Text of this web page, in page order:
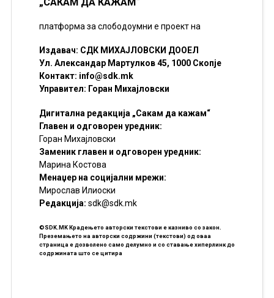
платформа за слободоумни е проект на
Издавач: СДК МИХАЈЛОВСКИ ДООЕЛ
Ул. Александар Мартулков 45, 1000 Скопје
Контакт: info@sdk.mk
Управител: Горан Михајловски
Дигитална редакција „Сакам да кажам“
Главен и одговорен уредник:
Горан Михајловски
Заменик главен и одговорен уредник:
Марина Костова
Менаџер на социјални мрежи:
Мирослав Илиоски
Редакцијa: sdk@sdk.mk
©SDK.MK Крадењето авторски текстови е казниво со закон.
Преземањето на авторски содржини (текстови) од оваа
страница е дозволено само делумно и со ставање хиперлинк до
содржината што се цитира